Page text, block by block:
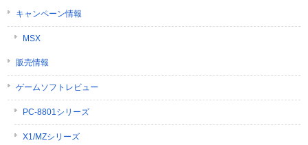
キャンペーン情報
MSX
販売情報
ゲームソフトレビュー
PC-8801シリーズ
X1/MZシリーズ